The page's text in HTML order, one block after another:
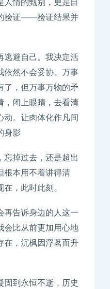
人情的甄别，更是自
验证——验证结果并
逃避自己。我决定活
依然不会妥协。万事
了，但万事万物的矛
，闭上眼睛，去看清
动。让肉体化作凡间
身影
忘掉过去，还是超出
根本用不着讲得清
，此时此刻。
再告诉身边的人这一
会比从前更加用心地
在，沉枫因浮茗而升
固到永恒不逝，历史